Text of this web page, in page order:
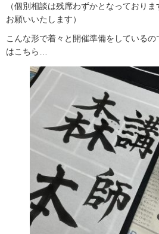
（個別相談は残席わずかとなっており
お願いいたします）
こんな形で着々と開催準備をしている
はこちら…